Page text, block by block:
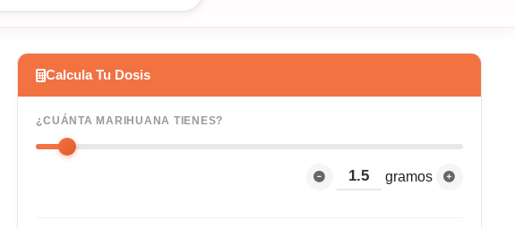
Calcula Tu Dosis
¿CUÁNTA MARIHUANA TIENES?
gramos